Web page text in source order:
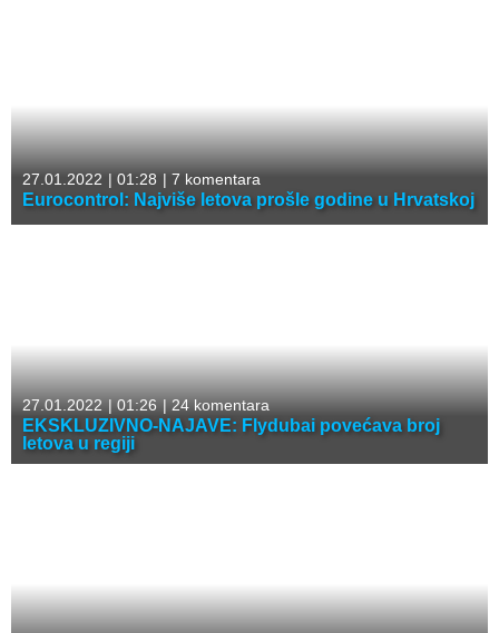
27.01.2022 | 01:28 | 7 komentara
Eurocontrol: Najviše letova prošle godine u Hrvatskoj
27.01.2022 |01:26 |24 komentara
EKSKLUZIVNO-NAJAVE: Flydubai povećava broj
letova u regiji